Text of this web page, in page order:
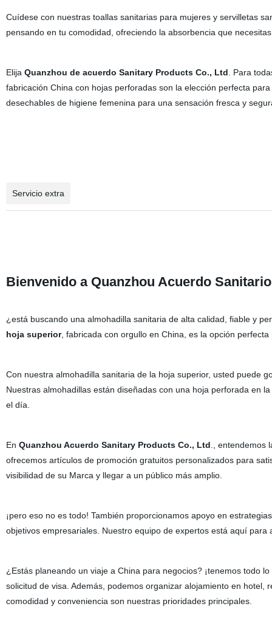
Cuídese con nuestras toallas sanitarias para mujeres y servilletas
pensando en tu comodidad, ofreciendo la absorbencia que
Elija Quanzhou de acuerdo Sanitary Products Co., Ltd . Para
fabricación China con hojas perforadas son la elección perfecta
desechables de higiene femenina para una sensación fresca y
Servicio extra
Bienvenido a Quanzhou Acuerdo
¿está buscando una almohadilla sanitaria de alta calidad, fiable y
hoja superior, fabricada con orgullo en China, es la opción perfecta
Con nuestra almohadilla sanitaria de la hoja superior, usted puede
Nuestras almohadillas están diseñadas con una hoja perforada en
el día.
En Quanzhou Acuerdo Sanitary Products Co., Ltd .,
ofrecemos artículos de promoción gratuitos personalizados para
visibilidad de su Marca y llegar a un público más amplio.
¡pero eso no es todo! También proporcionamos apoyo en
objetivos empresariales. Nuestro equipo de expertos está aquí para
¿Estás planeando un viaje a China para negocios? ¡tenemos todo
solicitud de visa. Además, podemos organizar alojamiento en
comodidad y conveniencia son nuestras prioridades principales.